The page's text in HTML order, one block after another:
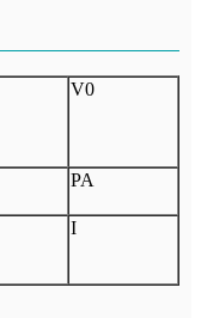
V0
PA
I